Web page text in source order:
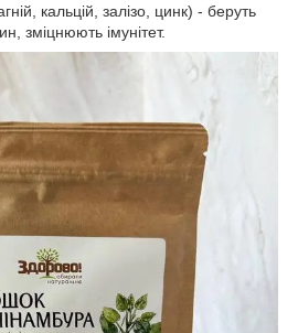
кальцій, залізо, цинк) - беруть
зміцнюють імунітет.